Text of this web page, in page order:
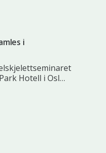
i
Hotell i Osl…